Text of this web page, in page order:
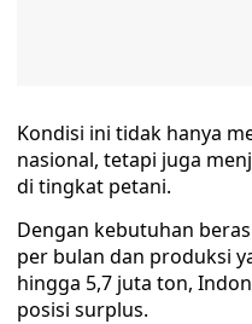
Kondisi ini tidak hanya
nasional, tetapi juga
di tingkat petani.
Dengan kebutuhan
per bulan dan produksi
hingga 5,7 juta ton,
posisi surplus.